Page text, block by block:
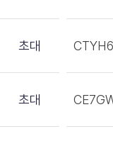
초대
초대